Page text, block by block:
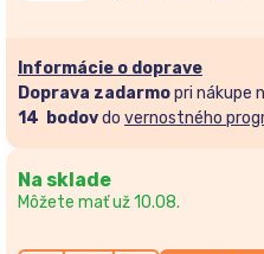
Informácie o doprave
Doprava zadarmopri nákupe
14 bodovdo vernostného
Na sklade
Môžete mať už 10.08.